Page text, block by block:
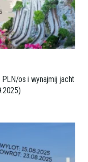
PLN/os i wynajmij jacht